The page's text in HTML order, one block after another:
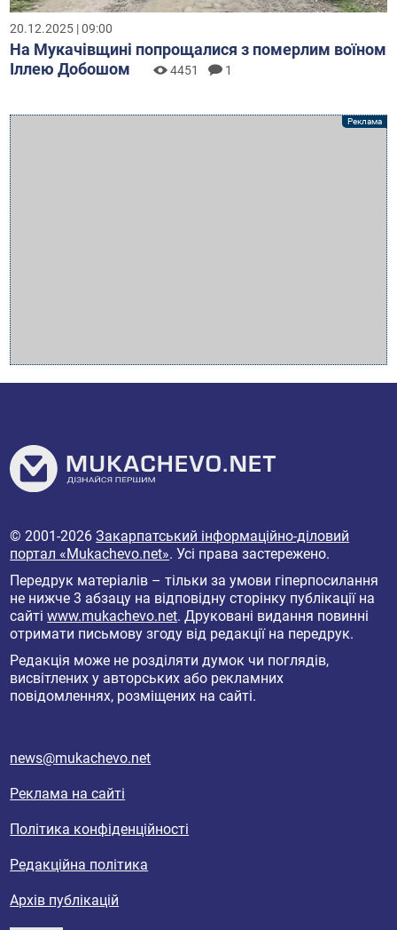
20.12.2025 | 09:00
На Мукачівщині попрощалися з померлим воїном
Іллею Добошом
4451 1
© 2001-2026Закарпатський інформаційно-діловий
портал «Mukachevo.net». Усі права застережено.
Передрук матеріалів – тільки за умови гіперпосилання
не нижче 3 абзацу на відповідну сторінку публікації на
сайтіwww.mukachevo.net. Друковані видання повинні
отримати письмову згоду від редакції на передрук.
Редакція може не розділяти думок чи поглядів,
висвітлених у авторських або рекламних
повідомленнях, розміщених на сайті.
news@mukachevo.net
Реклама на сайті
Політика конфіденційності
Редакційна політика
Архів публікацій